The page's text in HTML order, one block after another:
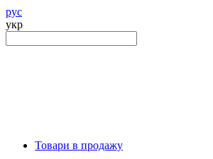
рус
укр
Товари в продажу